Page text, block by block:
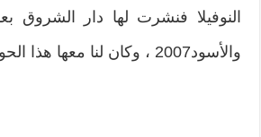
والأسود‮ ‬2007،‮ ‬وكان لنا معها هذا الحوار‮:‬